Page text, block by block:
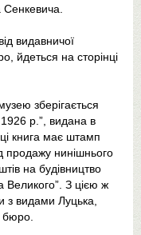
Сенкевича.
видавничої
йдеться на сторінці
зберігається
1926 р.”, видана в
книга має штамп
продажу нинішнього
на будівництво
Великого”. З цією ж
з видами Луцька,
бюро.